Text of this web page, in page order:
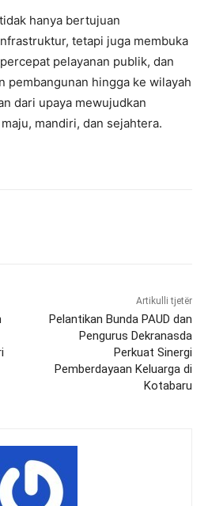
hanya bertujuan
tetapi juga membuka
pelayanan publik, dan
pembangunan hingga ke wilayah
dari upaya mewujudkan
mandiri, dan sejahtera.
Artikulli tjetër
Pelantikan Bunda PAUD dan
Pengurus Dekranasda
Perkuat Sinergi
Pemberdayaan Keluarga di
Kotabaru